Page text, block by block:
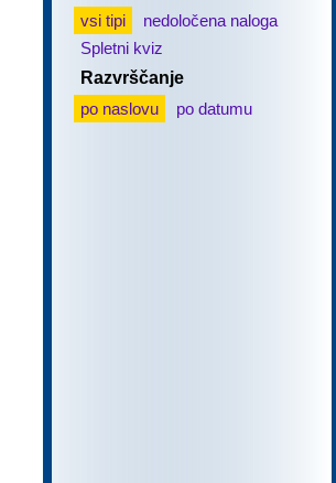
vsi tipi
nedoločena naloga
Spletni kviz
Razvrščanje
po naslovu
po datumu